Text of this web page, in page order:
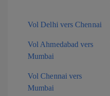
Vol Delhi vers Chennai
Vol Ahmedabad vers
Mumbai
Vol Chennai vers
Mumbai